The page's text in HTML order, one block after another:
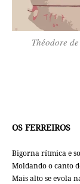
Théodore
OS FERREIROS
Bigorna rítmica e
Moldando o canto
Mais alto se evola